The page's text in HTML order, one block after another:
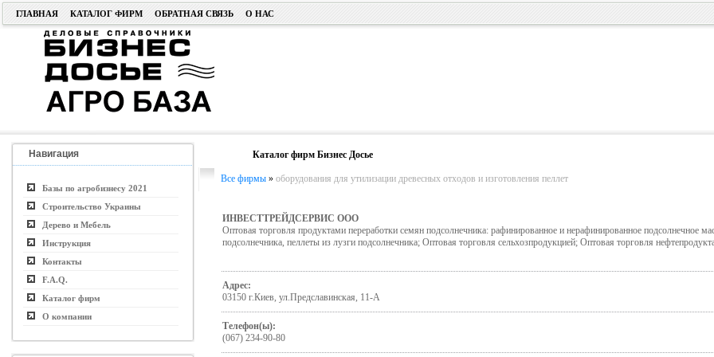
ГЛАВНАЯ КАТАЛОГ ФИРМ ОБРАТНАЯ СВЯЗЬ О НАС
Навигация
Базы по агробизнесу 2021
Строительство Украины
Дерево и Мебель
Инструкция
Контакты
F.A.Q.
Каталог фирм
О компании
Каталог фирм Бизнес Досье
Все фирмы» оборудования для утилизации древесных отходов и изготовления пеллет
ИНВЕСТТРЕЙДСЕРВИС ООО
Оптовая торговля продуктами переработки семян подсолнечника: рафинированное и нерафинированное подсолнечное
подсолнечника, пеллеты из лузги подсолнечника; Оптовая торговля сельхозпродукцией; Оптовая торговля
Адрес:
03150 г.Киев, ул.Предславинская, 11-А
Телефон(ы):
(067) 234-90-80